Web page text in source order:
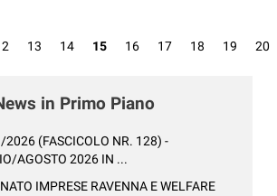
13 14 15 16 17 18 19 20
in Primo Piano
2026 (FASCICOLO NR. 128) -
AGOSTO 2026 IN ...
IMPRESE RAVENNA E WELFARE